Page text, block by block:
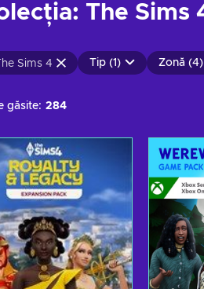
The Sims
The Sims 4 Tip (1) Zonă (4)
găsite: 284